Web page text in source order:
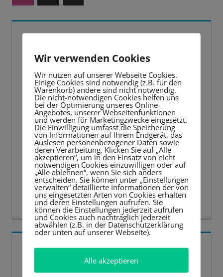
Beiträge
Beiträge
ENDLICH URLAUB!?
5 BESTE LERNTIPPS
Video-
Wir verwenden Cookies
Wir nutzen auf unserer Webseite Cookies.
Einige Cookies sind notwendig (z.B. für den
Warenkorb) andere sind nicht notwendig.
Die nicht-notwendigen Cookies helfen uns
bei der Optimierung unseres Online-
Angebotes, unserer Webseitenfunktionen
und werden für Marketingzwecke eingesetzt.
Die Einwilligung umfasst die Speicherung
von Informationen auf Ihrem Endgerät, das
Auslesen personenbezogener Daten sowie
deren Verarbeitung. Klicken Sie auf „Alle
akzeptieren“, um in den Einsatz von nicht
notwendigen Cookies einzuwilligen oder auf
„Alle ablehnen“, wenn Sie sich anders
entscheiden. Sie können unter „Einstellungen
verwalten“ detaillierte Informationen der von
uns eingesetzten Arten von Cookies erhalten
und deren Einstellungen aufrufen. Sie
können die Einstellungen jederzeit aufrufen
und Cookies auch nachträglich jederzeit
abwählen (z.B. in der Datenschutzerklärung
oder unten auf unserer Webseite).
Alle akzeptieren